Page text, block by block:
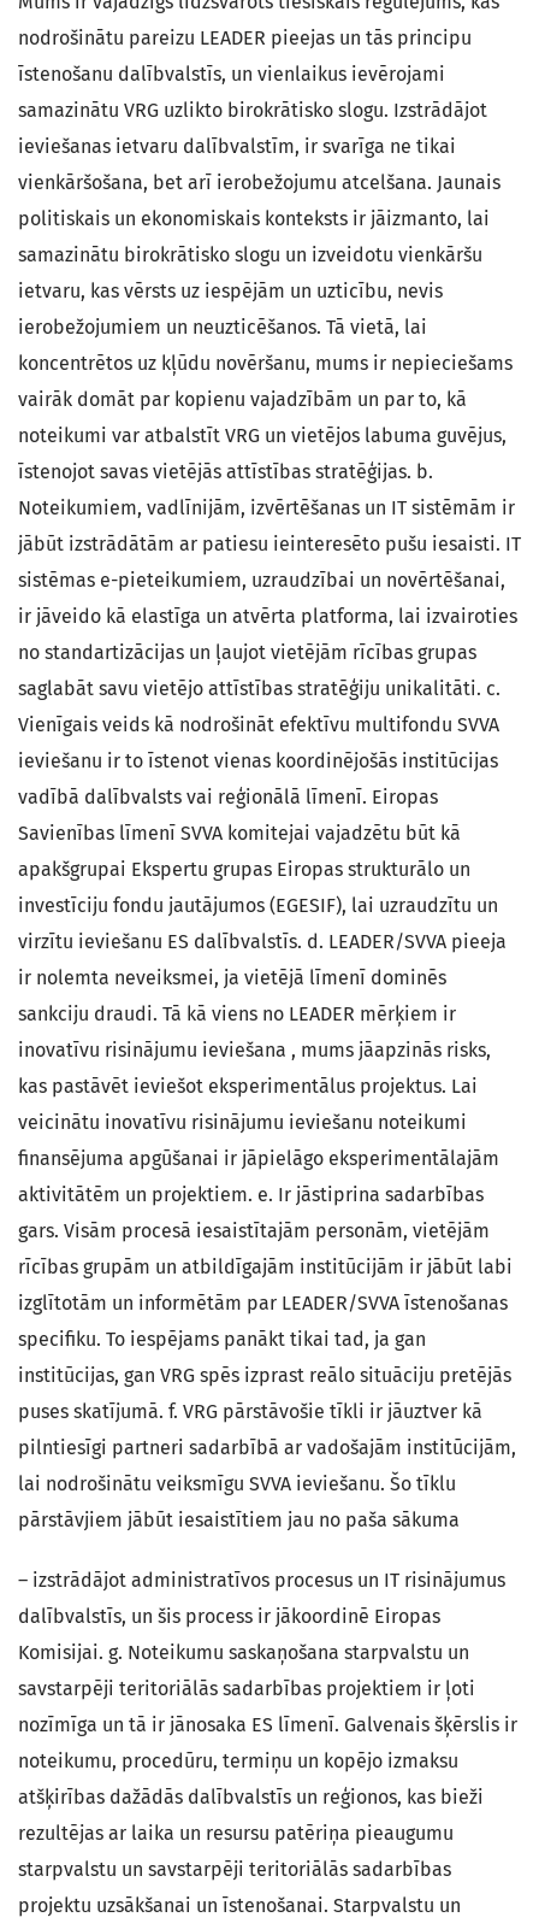
nodrošinātu pareizu LEADER pieejas un tās principu
īstenošanu dalībvalstīs, un vienlaikus ievērojami
samazinātu VRG uzlikto birokrātisko slogu. Izstrādājot
ieviešanas ietvaru dalībvalstīm, ir svarīga ne tikai
vienkāršošana, bet arī ierobežojumu atcelšana. Jaunais
politiskais un ekonomiskais konteksts ir jāizmanto, lai
samazinātu birokrātisko slogu un izveidotu vienkāršu
ietvaru, kas vērsts uz iespējām un uzticību, nevis
ierobežojumiem un neuzticēšanos. Tā vietā, lai
koncentrētos uz kļūdu novēršanu, mums ir nepieciešams
vairāk domāt par kopienu vajadzībām un par to, kā
noteikumi var atbalstīt VRG un vietējos labuma guvējus,
īstenojot savas vietējās attīstības stratēģijas. b.
Noteikumiem, vadlīnijām, izvērtēšanas un IT sistēmām ir
jābūt izstrādātām ar patiesu ieinteresēto pušu iesaisti. IT
sistēmas e-pieteikumiem, uzraudzībai un novērtēšanai,
ir jāveido kā elastīga un atvērta platforma, lai izvairoties
no standartizācijas un ļaujot vietējām rīcības grupas
saglabāt savu vietējo attīstības stratēģiju unikalitāti. c.
Vienīgais veids kā nodrošināt efektīvu multifondu SVVA
ieviešanu ir to īstenot vienas koordinējošās institūcijas
vadībā dalībvalsts vai reģionālā līmenī. Eiropas
Savienības līmenī SVVA komitejai vajadzētu būt kā
apakšgrupai Ekspertu grupas Eiropas strukturālo un
investīciju fondu jautājumos (EGESIF), lai uzraudzītu un
virzītu ieviešanu ES dalībvalstīs. d. LEADER/SVVA pieeja
ir nolemta neveiksmei, ja vietējā līmenī dominēs
sankciju draudi. Tā kā viens no LEADER mērķiem ir
inovatīvu risinājumu ieviešana , mums jāapzinās risks,
kas pastāvēt ieviešot eksperimentālus projektus. Lai
veicinātu inovatīvu risinājumu ieviešanu noteikumi
finansējuma apgūšanai ir jāpielāgo eksperimentālajām
aktivitātēm un projektiem. e. Ir jāstiprina sadarbības
gars. Visām procesā iesaistītajām personām, vietējām
rīcības grupām un atbildīgajām institūcijām ir jābūt labi
izglītotām un informētām par LEADER/SVVA īstenošanas
specifiku. To iespējams panākt tikai tad, ja gan
institūcijas, gan VRG spēs izprast reālo situāciju pretējās
puses skatījumā. f. VRG pārstāvošie tīkli ir jāuztver kā
pilntiesīgi partneri sadarbībā ar vadošajām institūcijām,
lai nodrošinātu veiksmīgu SVVA ieviešanu. Šo tīklu
pārstāvjiem jābūt iesaistītiem jau no paša sākuma
– izstrādājot administratīvos procesus un IT risinājumus
dalībvalstīs, un šis process ir jākoordinē Eiropas
Komisijai. g. Noteikumu saskaņošana starpvalstu un
savstarpēji teritoriālās sadarbības projektiem ir ļoti
nozīmīga un tā ir jānosaka ES līmenī. Galvenais šķērslis ir
noteikumu, procedūru, termiņu un kopējo izmaksu
atšķirības dažādās dalībvalstīs un reģionos, kas bieži
rezultējas ar laika un resursu patēriņa pieaugumu
starpvalstu un savstarpēji teritoriālās sadarbības
projektu uzsākšanai un īstenošanai. Starpvalstu un